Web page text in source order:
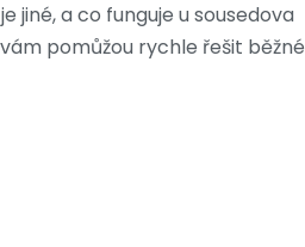
jiné, a co funguje u sousedova
pomůžou rychle řešit běžné